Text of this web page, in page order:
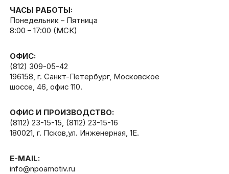
ЧАСЫ РАБОТЫ:
Понедельник – Пятница
8:00 – 17:00 (МСК)
ОФИС:
(812) 309-05-42
196158, г. Санкт-Петербург, Московское
шоссе, 46, офис 110.
ОФИС И ПРОИЗВОДСТВО:
(8112) 23-15-15, (8112) 23-15-16
180021, г. Псков,ул. Инженерная, 1Е.
E-MAIL:
info@npoamotiv.ru